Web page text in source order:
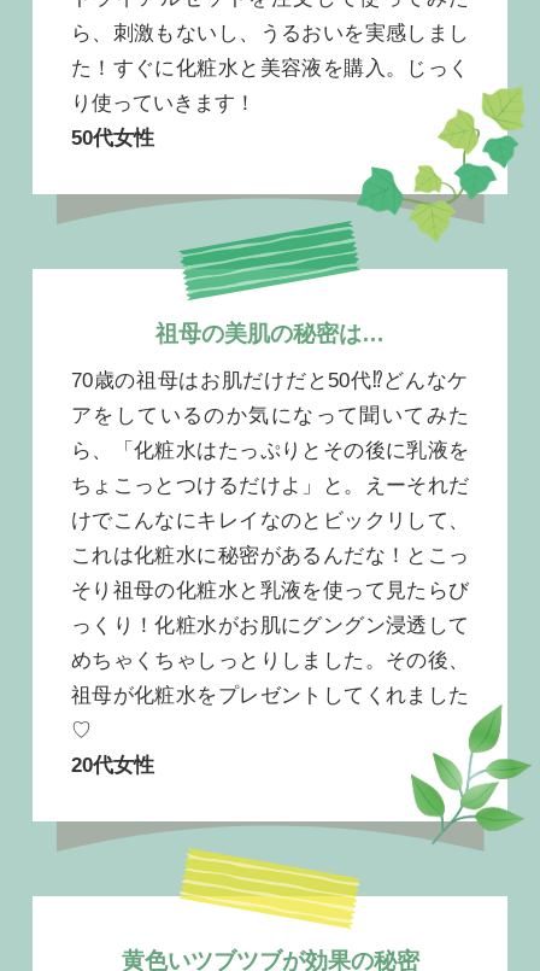
ら、刺激もないし、うるおいを実感しまし
た！すぐに化粧水と美容液を購入。じっく
り使っていきます！
50代女性
祖母の美肌の秘密は…
70歳の祖母はお肌だけだと50代⁉︎どんなケ
アをしているのか気になって聞いてみた
ら、「化粧水はたっぷりとその後に乳液を
ちょこっとつけるだけよ」と。えーそれだ
けでこんなにキレイなのとビックリして、
これは化粧水に秘密があるんだな！とこっ
そり祖母の化粧水と乳液を使って見たらび
っくり！化粧水がお肌にグングン浸透して
めちゃくちゃしっとりしました。その後、
祖母が化粧水をプレゼントしてくれました
♡
20代女性
黄色いツブツブが効果の秘密